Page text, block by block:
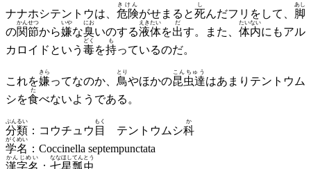
ナナホシテントウは、 危険
きけん
がせまると死
し
んだフリをして、 脚
あし
の関節
かんせつ
から嫌
いや
な臭
にお
いのする液体
えきたい
を出
だ
す。また、 体内
たいない
にもアル
カロイドという 毒
どく
を持
も
っているのだ。
これを嫌
きら
ってなのか、 鳥
とり
やほかの昆虫達
こんちゅう
はあまりテントウム
シを食
た
べないようである。
分類
ぶんるい
：コウチュウ 目
もく
テントウムシ科
か
学名
がくめい
：Coccinella septempunctata
漢字名
かんじめい
： 七星瓢虫
ななほしてんとう